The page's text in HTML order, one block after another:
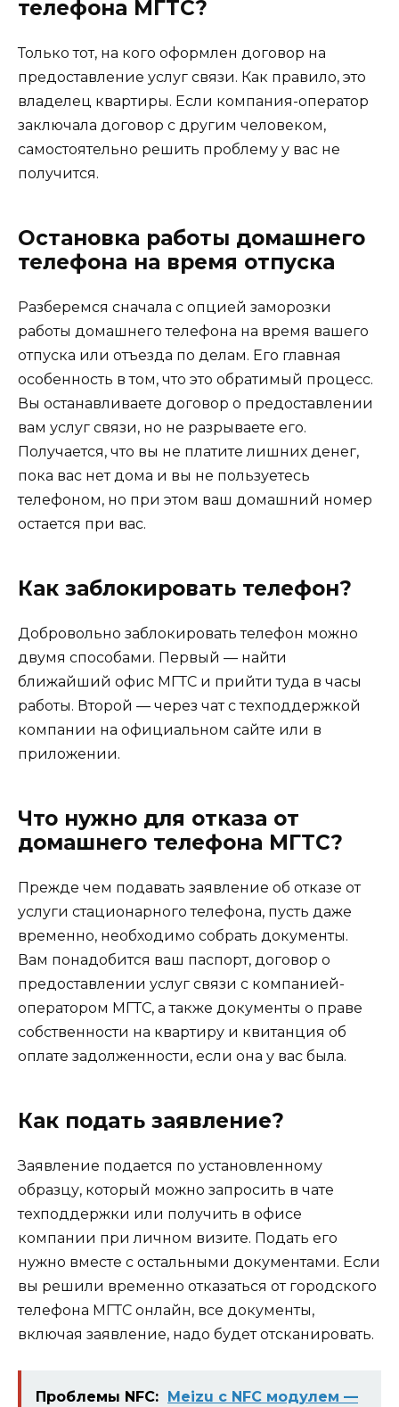
телефона МГТС?
Только тот, на кого оформлен договор на
предоставление услуг связи. Как правило, это
владелец квартиры. Если компания-оператор
заключала договор с другим человеком,
самостоятельно решить проблему у вас не
получится.
Остановка работы домашнего
телефона на время отпуска
Разберемся сначала с опцией заморозки
работы домашнего телефона на время вашего
отпуска или отъезда по делам. Его главная
особенность в том, что это обратимый процесс.
Вы останавливаете договор о предоставлении
вам услуг связи, но не разрываете его.
Получается, что вы не платите лишних денег,
пока вас нет дома и вы не пользуетесь
телефоном, но при этом ваш домашний номер
остается при вас.
Как заблокировать телефон?
Добровольно заблокировать телефон можно
двумя способами. Первый — найти
ближайший офис МГТС и прийти туда в часы
работы. Второй — через чат с техподдержкой
компании на официальном сайте или в
приложении.
Что нужно для отказа от
домашнего телефона МГТС?
Прежде чем подавать заявление об отказе от
услуги стационарного телефона, пусть даже
временно, необходимо собрать документы.
Вам понадобится ваш паспорт, договор о
предоставлении услуг связи с компанией-
оператором МГТС, а также документы о праве
собственности на квартиру и квитанция об
оплате задолженности, если она у вас была.
Как подать заявление?
Заявление подается по установленному
образцу, который можно запросить в чате
техподдержки или получить в офисе
компании при личном визите. Подать его
нужно вместе с остальными документами. Если
вы решили временно отказаться от городского
телефона МГТС онлайн, все документы,
включая заявление, надо будет отсканировать.
Проблемы NFC: Meizu с NFC модулем —